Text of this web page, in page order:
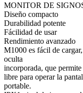
MONITOR DE
Diseño compacto
Durabilidad potente
Fácilidad de usar
Rendimiento avanzado
M1000 es fácil de
oculta
incorporada, que
libre para operar la
portable.